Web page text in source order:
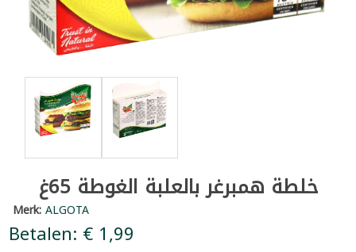
خلطة همبرغر بالعلبة الغوطة 65غ
Merk:ALGOTA
Betalen: € 1,99